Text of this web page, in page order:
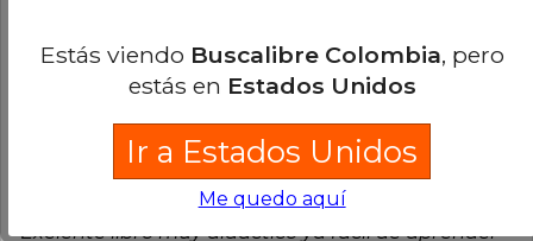
Esta opinión es útil 0 No es útil
Ana Del Carmen Hernández Concha
Miércoles 11 de Octubre, 2023
Compra Verificada
Exelente libro muy didactico ya facil de aprender
Estás viendo Buscalibre Colombia, pero
estás en Estados Unidos
Ir a Estados Unidos
Me quedo aquí